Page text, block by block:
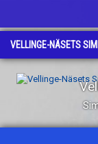
VELLINGE-NÄSETS